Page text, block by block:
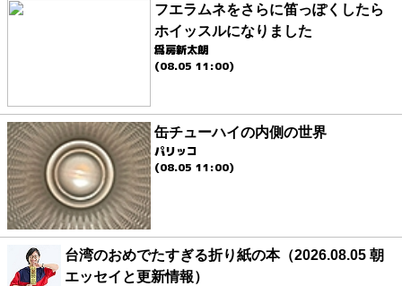
フエラムネをさらに笛っぽくしたら
ホイッスルになりました
爲房新太朗
(08.05 11:00)
缶チューハイの内側の世界
パリッコ
(08.05 11:00)
台湾のおめでたすぎる折り紙の本（2026.08.05 朝
エッセイと更新情報）